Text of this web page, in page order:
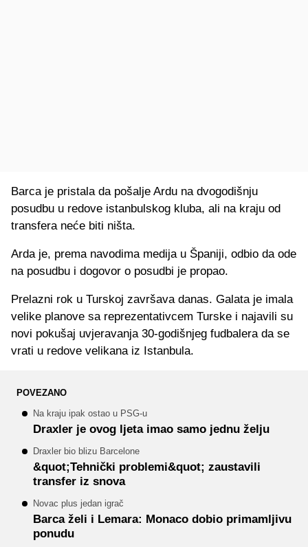
Barca je pristala da pošalje Ardu na dvogodišnju
posudbu u redove istanbulskog kluba, ali na kraju od
transfera neće biti ništa.
Arda je, prema navodima medija u Španiji, odbio da ode
na posudbu i dogovor o posudbi je propao.
Prelazni rok u Turskoj završava danas. Galata je imala
velike planove sa reprezentativcem Turske i najavili su
novi pokušaj uvjeravanja 30-godišnjeg fudbalera da se
vrati u redove velikana iz Istanbula.
POVEZANO
Na kraju ipak ostao u PSG-u
Draxler je ovog ljeta imao samo jednu želju
Draxler bio blizu Barcelone
&quot;Tehnički problemi&quot; zaustavili
transfer iz snova
Novac plus jedan igrač
Barca želi i Lemara: Monaco dobio primamljivu
ponudu